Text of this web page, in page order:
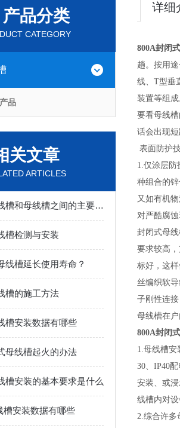
产品分类
CATEGORY
品
关文章
ARTICLES
封闭式母线槽和母线槽之间的主要区别是什么？
槽检测与安装
线槽延长使用寿命？
槽的施工方法
槽安装数据有哪些
母线槽起火的办法
槽安装的基本要求是什么
槽安装数据有哪些
详细
800A封闭
趟。按用
线、T型垂
装置等组
要看母线
话会出现
表面防护
1.仅涂层防
种组合的
又如有机
对严酷腐
封闭式母
要求较高
标好，这
丝编织软
子刚性连
母线槽在
800A封闭
1.母线槽
30、IP40
安装、或
线槽内对
2.综合许多